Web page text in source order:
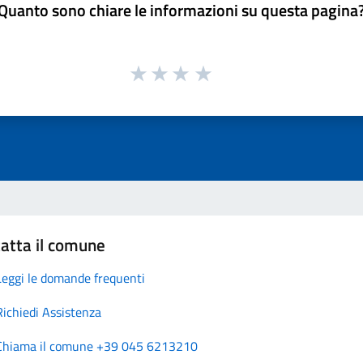
sono chiare le informazioni su questa
il comune
le domande frequenti
Assistenza
il comune +39 045 6213210